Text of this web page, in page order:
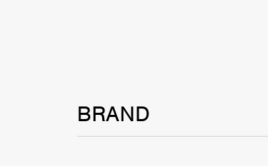
BRAND
NEWS